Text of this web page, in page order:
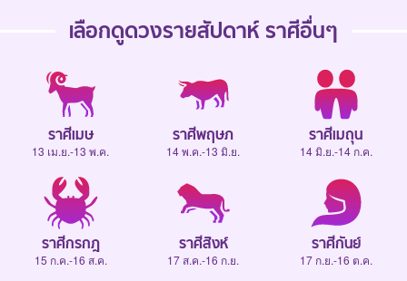
เลือกดูดวงรายสัปดาห์ ราศีอื่นๆ
ราศีเมษ
13 เม.ย.-13 พ.ค.
ราศีพฤษภ
14 พ.ค.-13 มิ.ย.
ราศีเมถุน
14 มิ.ย.-14 ก.ค.
ราศีกรกฎ
15 ก.ค.-16 ส.ค.
ราศีสิงห์
17 ส.ค.-16 ก.ย.
ราศีกันย์
17 ก.ย.-16 ต.ค.